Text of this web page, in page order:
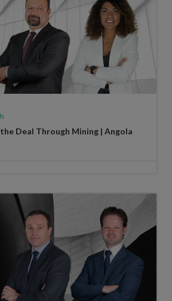
Deal Through Mining | Angola